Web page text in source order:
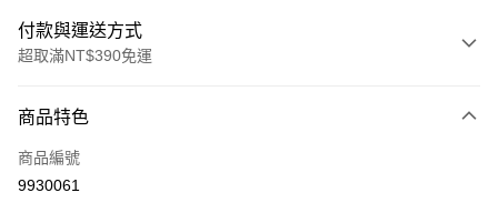
付款與運送方式
超取滿NT$390免運
POYA支付
信用卡一次付款
商品特色
商品編號
9930061